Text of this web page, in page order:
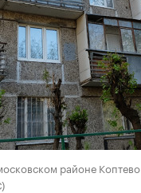
районе Коптево